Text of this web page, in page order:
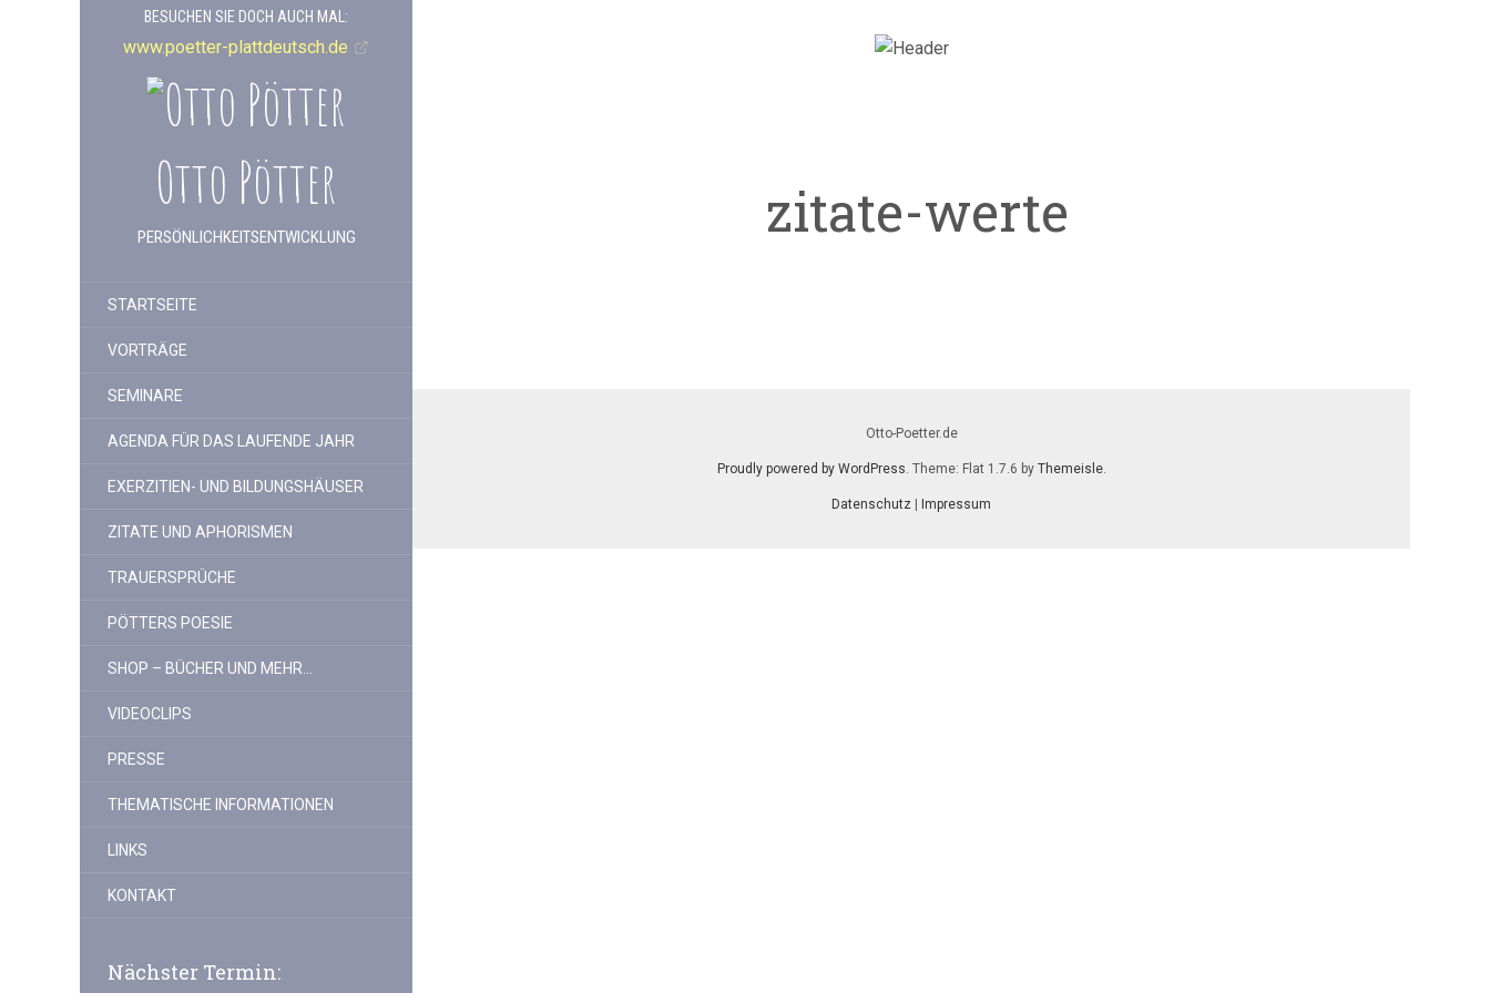
BESUCHEN SIE DOCH AUCH MAL:
www.poetter-plattdeutsch.de
Otto Pötter
PERSÖNLICHKEITSENTWICKLUNG
STARTSEITE
VORTRÄGE
SEMINARE
AGENDA FÜR DAS LAUFENDE JAHR
EXERZITIEN- UND BILDUNGSHÄUSER
ZITATE UND APHORISMEN
TRAUERSPRÜCHE
PÖTTERS POESIE
SHOP – BÜCHER UND MEHR…
VIDEOCLIPS
PRESSE
THEMATISCHE INFORMATIONEN
LINKS
KONTAKT
Nächster Termin:
zitate-werte
Otto-Poetter.de
Proudly powered by WordPress . Theme: Flat 1.7.6 by Themeisle.
Datenschutz | Impressum